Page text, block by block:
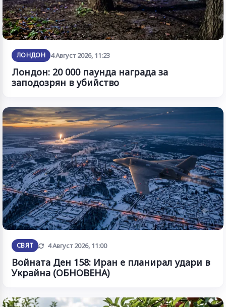
ЛОНДОН 4 Август 2026, 11:23
Лондон: 20 000 паунда награда за
заподозрян в убийство
СВЯТ Обновена
4 Август 2026, 11:00
Войната Ден 158: Иран е планирал удари в
Украйна (ОБНОВЕНА)